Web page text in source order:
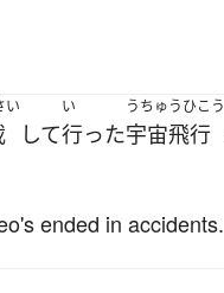
い
して
い
行った
うちゅうひこう
宇宙飛行
ended in accidents.